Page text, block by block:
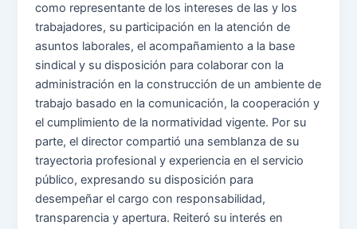
como representante de los intereses de las y los
trabajadores, su participación en la atención de
asuntos laborales, el acompañamiento a la base
sindical y su disposición para colaborar con la
administración en la construcción de un ambiente de
trabajo basado en la comunicación, la cooperación y
el cumplimiento de la normatividad vigente. Por su
parte, el director compartió una semblanza de su
trayectoria profesional y experiencia en el servicio
público, expresando su disposición para
desempeñar el cargo con responsabilidad,
transparencia y apertura. Reiteró su interés en